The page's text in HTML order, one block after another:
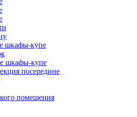
шкафы-купе
шкафы-купе
посередине
помещения